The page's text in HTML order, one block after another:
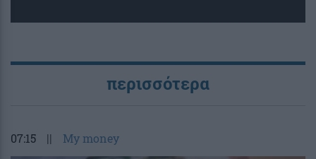
περισσότερα
07:15 || My money